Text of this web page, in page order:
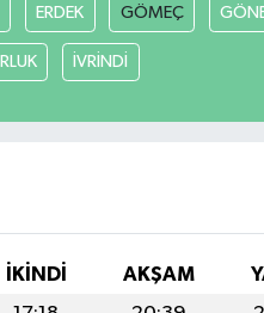
ERDEK GÖMEÇ
İVRİNDİ
İKINDI AKŞAM